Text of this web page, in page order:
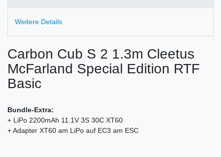
Weitere Details
Carbon Cub S 2 1.3m Cleetus
McFarland Special Edition RTF
Basic
Bundle-Extra:
+ LiPo 2200mAh 11.1V 3S 30C XT60
+ Adapter XT60 am LiPo auf EC3 am ESC